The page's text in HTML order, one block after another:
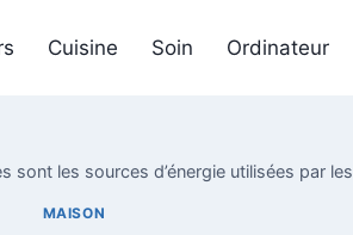
Cuisine Soin Ordinateur
sont les sources d’énergie utilisées par
MAISON